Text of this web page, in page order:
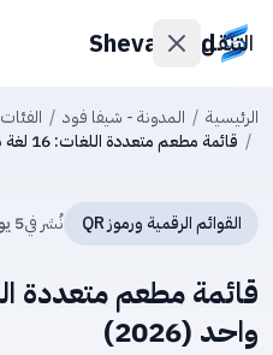
ShevaFoodالتنقل
الأسعار
الميزات
اتصل
الرئيسية / المدونة - شيفا فود / الفئات
/ قائمة مطعم متعددة اللغات: 16 لغة برمز QR واحد (2026)
القوائم الرقمية ورموز QR نُشر في5 يونيو 2026
واحد (2026)